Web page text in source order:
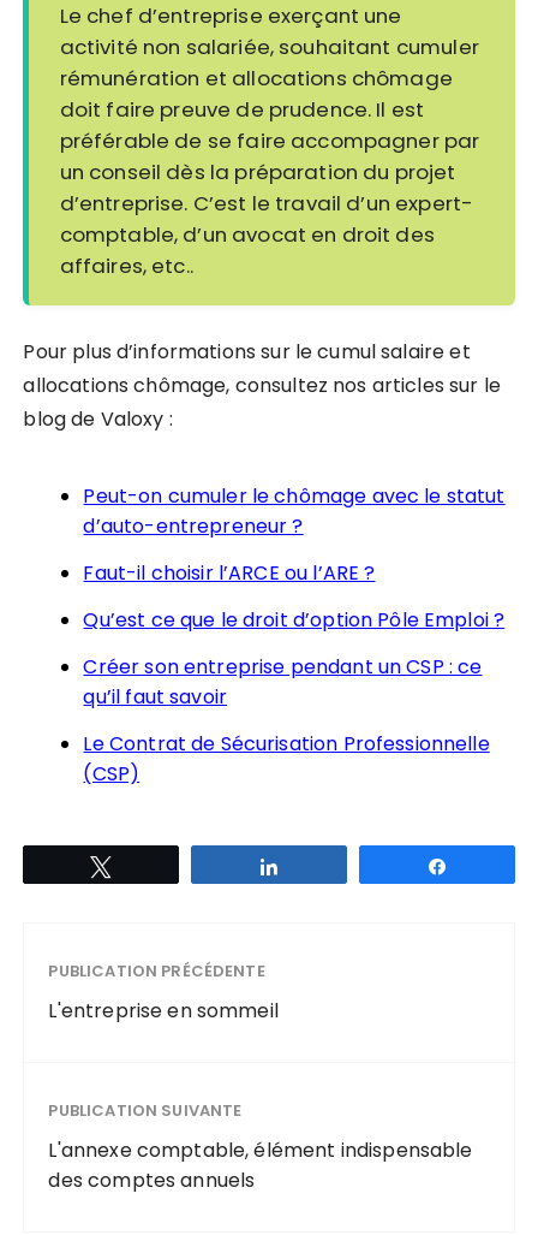
Le chef d’entreprise exerçant une
activité non salariée, souhaitant cumuler
rémunération et allocations chômage
doit faire preuve de prudence. Il est
préférable de se faire accompagner par
un conseil dès la préparation du projet
d’entreprise. C’est le travail d’un expert-
comptable, d’un avocat en droit des
affaires, etc..
Pour plus d’informations sur le cumul salaire et
allocations chômage, consultez nos articles sur le
blog de Valoxy :
Peut-on cumuler le chômage avec le statut
d’auto-entrepreneur ?
Faut-il choisir l’ARCE ou l’ARE ?
Qu’est ce que le droit d’option Pôle Emploi ?
Créer son entreprise pendant un CSP : ce
qu’il faut savoir
Le Contrat de Sécurisation Professionnelle
(CSP)
PUBLICATION PRÉCÉDENTE
L'entreprise en sommeil
PUBLICATION SUIVANTE
L'annexe comptable, élément indispensable
des comptes annuels